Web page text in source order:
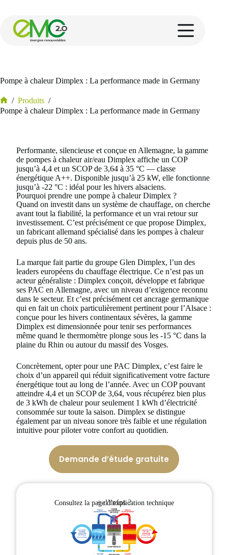
Pompe à chaleur Dimplex : La performance made in Germany
/ Produits /
Pompe à chaleur Dimplex : La performance made in Germany
Performante, silencieuse et conçue en Allemagne, la gamme
de pompes à chaleur air/eau Dimplex affiche un COP
jusqu’à 4,4 et un SCOP de 3,64 à 35 °C — classe
énergétique A++. Disponible jusqu’à 25 kW, elle fonctionne
jusqu’à -22 °C : idéal pour les hivers alsaciens.
Pourquoi prendre une pompe à chaleur Dimplex ?
Quand on investit dans un système de chauffage, on cherche
avant tout la fiabilité, la performance et un vrai retour sur
investissement. C’est précisément ce que propose Dimplex,
un fabricant allemand spécialisé dans les pompes à chaleur
depuis plus de 50 ans.
La marque fait partie du groupe Glen Dimplex, l’un des
leaders européens du chauffage électrique. Ce n’est pas un
acteur généraliste : Dimplex conçoit, développe et fabrique
ses PAC en Allemagne, avec un niveau d’exigence reconnu
dans le secteur. Et c’est précisément cet ancrage germanique
qui en fait un choix particulièrement pertinent pour l’Alsace :
conçue pour les hivers continentaux sévères, la gamme
Dimplex est dimensionnée pour tenir ses performances
même quand le thermomètre plonge sous les -15 °C dans la
plaine du Rhin ou autour du massif des Vosges.
Concrètement, opter pour une PAC Dimplex, c’est faire le
choix d’un appareil qui réduit significativement votre facture
énergétique tout au long de l’année. Avec un COP pouvant
atteindre 4,4 et un SCOP de 3,64, vous récupérez bien plus
de 3 kWh de chaleur pour seulement 1 kWh d’électricité
consommée sur toute la saison. Dimplex se distingue
également par un niveau sonore très faible et une régulation
intuitive pour piloter votre confort au quotidien.
Demande d’étude gratuite
+ d’infos ?
Consultez la page d’explication technique